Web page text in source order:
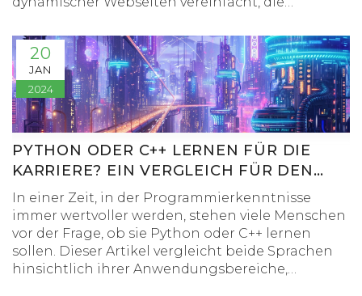
eine breite Palette von Problemen löst, die
Webentwickler täglich bewältigen. Entdecke
interessante Fakten, praktische Tipps und wie du
PHP effektiv einsetzen kannst, um robuste,
skalierbare und sichere Webanwendungen zu
entwickeln.
20
JAN
2024
PYTHON ODER C++ LERNEN FÜR DIE
KARRIERE? EIN VERGLEICH FÜR DEN
ARBEITSMARKT 2024
In einer Zeit, in der Programmierkenntnisse
immer wertvoller werden, stehen viele Menschen
vor der Frage, ob sie Python oder C++ lernen
sollen. Dieser Artikel vergleicht beide Sprachen
hinsichtlich ihrer Anwendungsbereiche,